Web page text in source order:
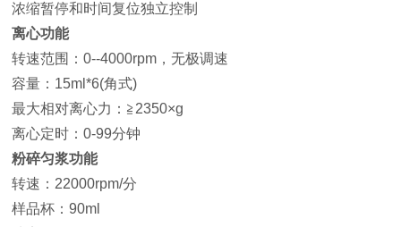
浓缩暂停和时间复位独立控制
离心功能
转速范围：0--4000rpm，无极调速
容量：15ml*6(角式)
最大相对离心力：≧2350×g
离心定时：0-99分钟
粉碎匀浆功能
转速：22000rpm/分
样品杯：90ml